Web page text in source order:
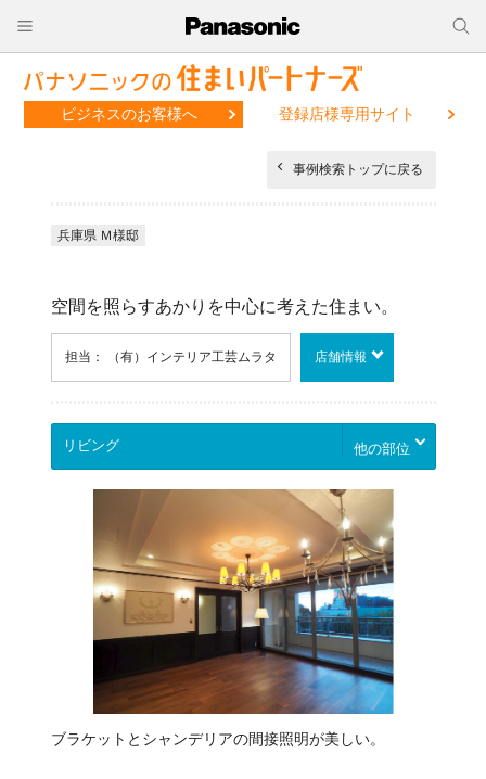
ビジネスのお客様へ 登録店様専用サイト
事例検索トップに戻る
兵庫県 Ｍ様邸
空間を照らすあかりを中心に考えた住まい。
担当： （有）インテリア工芸ムラタ 店舗情報
他の部位
ブラケットとシャンデリアの間接照明が美しい。